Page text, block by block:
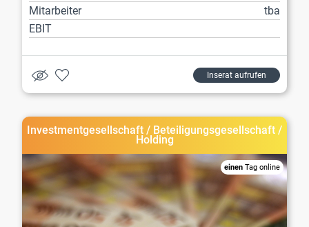
Mitarbeiter
tba
EBIT
Inserat aufrufen
Investmentgesellschaft / Beteiligungsgesellschaft /
Holding
einen Tag online